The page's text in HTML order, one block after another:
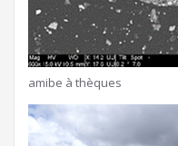
amibe à thèques